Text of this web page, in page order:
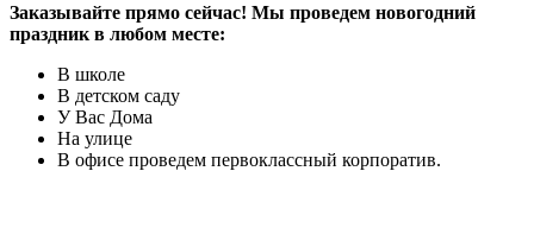
Заказывайте прямо сейчас! Мы проведем новогодний
праздник в любом месте:
В школе
В детском саду
У Вас Дома
На улице
В офисе проведем первоклассный корпоратив.